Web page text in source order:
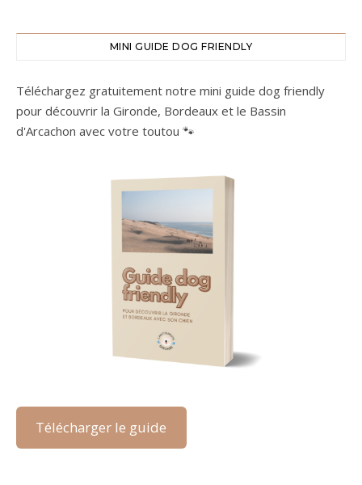
MINI GUIDE DOG FRIENDLY
Téléchargez gratuitement notre mini guide dog friendly
pour découvrir la Gironde, Bordeaux et le Bassin
d'Arcachon avec votre toutou 🐾
Télécharger le guide